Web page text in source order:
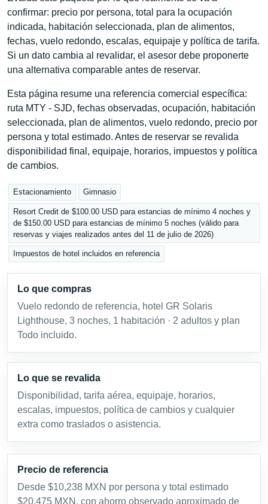
confirmar: precio por persona, total para la ocupación
indicada, habitación seleccionada, plan de alimentos,
fechas, vuelo redondo, escalas, equipaje y política de tarifa.
Si un dato cambia al revalidar, el asesor debe proponerte
una alternativa comparable antes de reservar.
Esta página resume una referencia comercial específica:
ruta MTY - SJD, fechas observadas, ocupación, habitación
seleccionada, plan de alimentos, vuelo redondo, precio por
persona y total estimado. Antes de reservar se revalida
disponibilidad final, equipaje, horarios, impuestos y política
de cambios.
Estacionamiento Gimnasio
Resort Credit de $100.00 USD para estancias de mínimo 4 noches y
de $150.00 USD para estancias de mínimo 5 noches (válido para
reservas y viajes realizados antes del 11 de julio de 2026)
Impuestos de hotel incluidos en referencia
Lo que compras
Vuelo redondo de referencia, hotel GR Solaris
Lighthouse, 3 noches, 1 habitación · 2 adultos y plan
Todo incluido.
Lo que se revalida
Disponibilidad, tarifa aérea, equipaje, horarios,
escalas, impuestos, política de cambios y cualquier
extra como traslados o asistencia.
Precio de referencia
Desde $10,238 MXN por persona y total estimado
$20,475 MXN, con ahorro observado aproximado de